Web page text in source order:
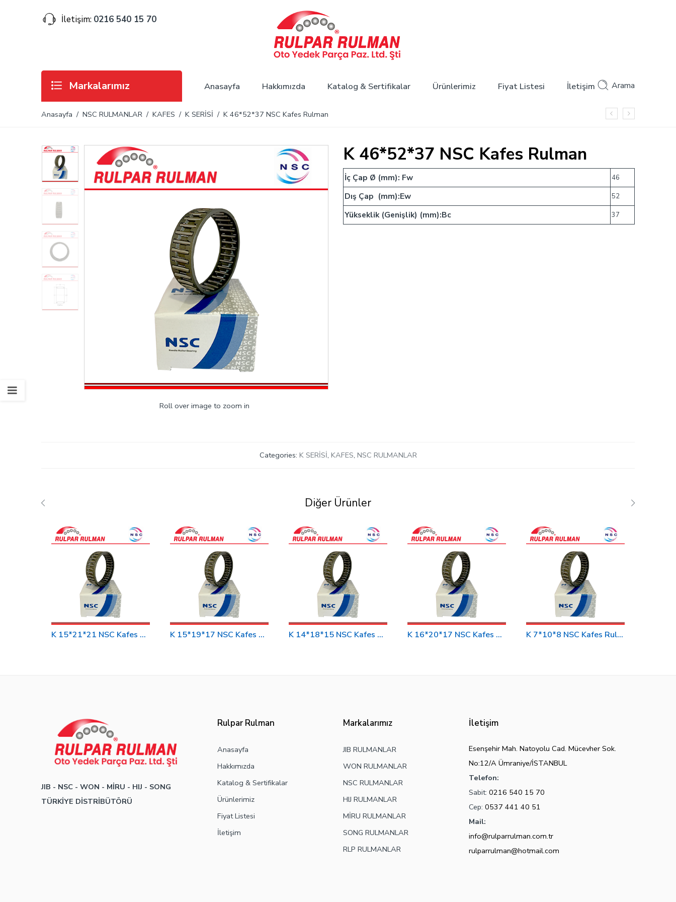
İletişim: 0216 540 15 70
Markalarımız Anasayfa Hakkımızda Katalog & Sertifikalar Ürünlerimiz Fiyat Listesi İletişim Arama
Anasayfa / NSC RULMANLAR / KAFES / K SERİSİ / K 46*52*37 NSC Kafes Rulman
Roll over image to zoom in
K 46*52*37 NSC Kafes Rulman
İç Çap Ø (mm): Fw 46
Dış Çap (mm):Ew 52
Yükseklik (Genişlik) (mm):Bc 37
Categories: K SERİSİ, KAFES, NSC RULMANLAR
Diğer Ürünler
K 15*21*21 NSC Kafes Rulman K 15*19*17 NSC Kafes Rulman K 14*18*15 NSC Kafes Rulman K 16*20*17 NSC Kafes Rulman K 7*10*8 NSC Kafes Rulman
JIB - NSC - WON - MİRU - HIJ - SONG
TÜRKİYE DİSTRİBÜTÖRÜ
Rulpar Rulman
Anasayfa
Hakkımızda
Katalog & Sertifikalar
Ürünlerimiz
Fiyat Listesi
İletişim
Markalarımız
JIB RULMANLAR
WON RULMANLAR
NSC RULMANLAR
HIJ RULMANLAR
MİRU RULMANLAR
SONG RULMANLAR
RLP RULMANLAR
İletişim
Esenşehir Mah. Natoyolu Cad. Mücevher Sok.
No:12/A Ümraniye/İSTANBUL
Telefon:
Sabit: 0216 540 15 70
Cep: 0537 441 40 51
Mail:
info@rulparrulman.com.tr
rulparrulman@hotmail.com